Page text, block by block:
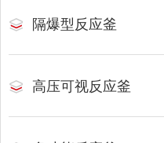
隔爆型反应釜
高压可视反应釜